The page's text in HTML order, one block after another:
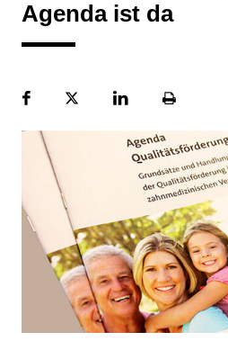
Agenda ist da
FacebookPlattformLinekdInSeite